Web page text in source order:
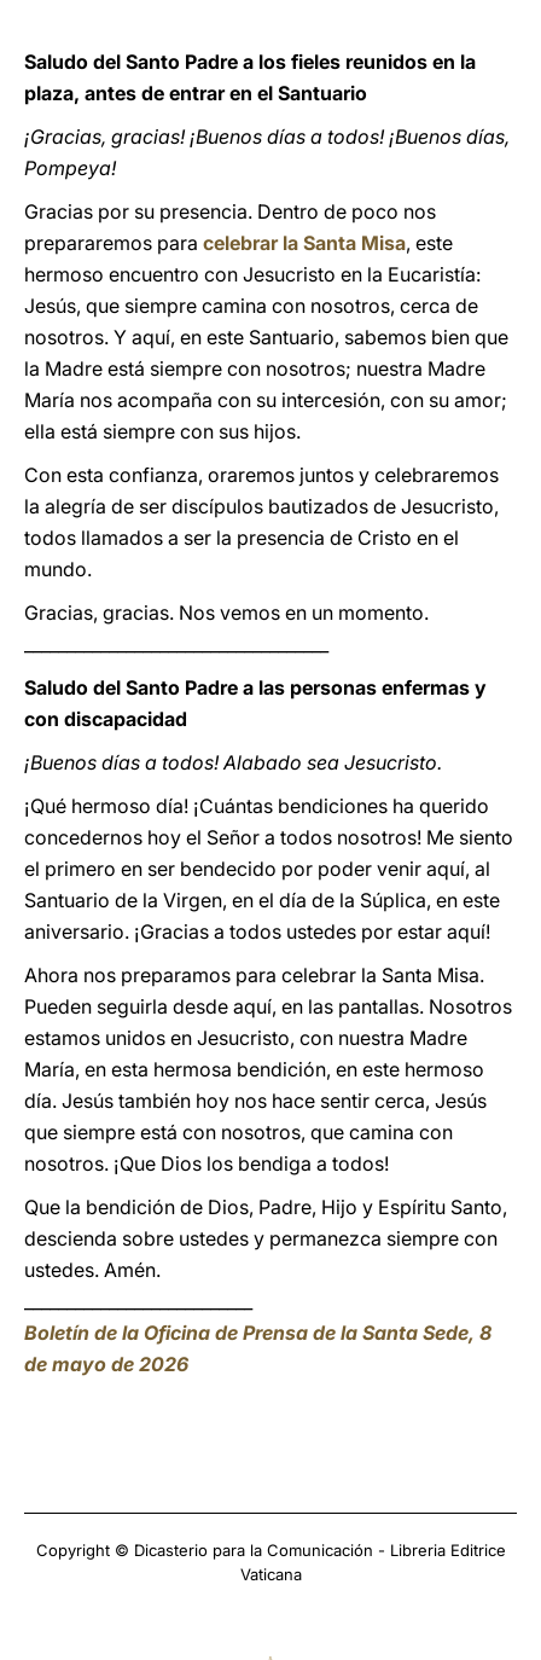
Saludo del Santo Padre a los fieles reunidos en la
plaza, antes de entrar en el Santuario
¡Gracias, gracias! ¡Buenos días a todos! ¡Buenos días,
Pompeya!
Gracias por su presencia. Dentro de poco nos
prepararemos para celebrar la Santa Misa, este
hermoso encuentro con Jesucristo en la Eucaristía:
Jesús, que siempre camina con nosotros, cerca de
nosotros. Y aquí, en este Santuario, sabemos bien que
la Madre está siempre con nosotros; nuestra Madre
María nos acompaña con su intercesión, con su amor;
ella está siempre con sus hijos.
Con esta confianza, oraremos juntos y celebraremos
la alegría de ser discípulos bautizados de Jesucristo,
todos llamados a ser la presencia de Cristo en el
mundo.
Gracias, gracias. Nos vemos en un momento.
Saludo del Santo Padre a las personas enfermas y
con discapacidad
¡Buenos días a todos! Alabado sea Jesucristo.
¡Qué hermoso día! ¡Cuántas bendiciones ha querido
concedernos hoy el Señor a todos nosotros! Me siento
el primero en ser bendecido por poder venir aquí, al
Santuario de la Virgen, en el día de la Súplica, en este
aniversario. ¡Gracias a todos ustedes por estar aquí!
Ahora nos preparamos para celebrar la Santa Misa.
Pueden seguirla desde aquí, en las pantallas. Nosotros
estamos unidos en Jesucristo, con nuestra Madre
María, en esta hermosa bendición, en este hermoso
día. Jesús también hoy nos hace sentir cerca, Jesús
que siempre está con nosotros, que camina con
nosotros. ¡Que Dios los bendiga a todos!
Que la bendición de Dios, Padre, Hijo y Espíritu Santo,
descienda sobre ustedes y permanezca siempre con
ustedes. Amén.
Boletín de la Oficina de Prensa de la Santa Sede, 8
de mayo de 2026
Copyright © Dicasterio para la Comunicación - Libreria Editrice
Vaticana